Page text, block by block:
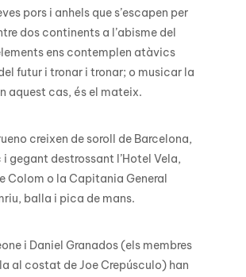
pors i anhels que s’escapen per
dos continents a l’abisme del
ens contemplen atàvics
futur i tronar i tronar; o musicar la
aquest cas, és el mateix.
creixen de soroll de Barcelona,
i gegant destrossant l’Hotel Vela,
Colom o la Capitania General
balla i pica de mans.
i Daniel Granados (els membres
al costat de Joe Crepúsculo) han